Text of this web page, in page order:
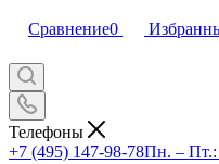
Сравнение0
Телефоны
+7 (495) 147-98-78Пн. – Пт.: